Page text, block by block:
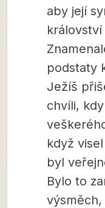
aby její
podstaty
Ježíš
chvíli,
když
byl
Bylo to